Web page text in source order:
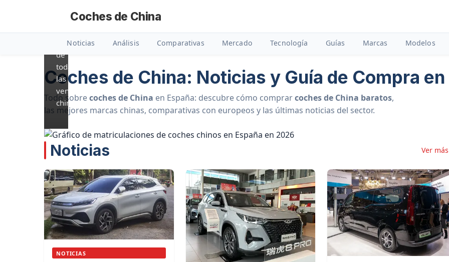
Coches de China
Noticias Análisis Comparativas Mercado Tecnología Guías Marcas Modelos
Coches de China: Noticias y Guía de Compra en
Todo sobrecoches de China en España: descubre cómo comprarcoches de China baratos,
las mejores marcas chinas, comparativas con europeos y las últimas noticias del sector.
la
mitad
de
todas
las
ventas
chinas.
Noticias Ver
NOTICIAS